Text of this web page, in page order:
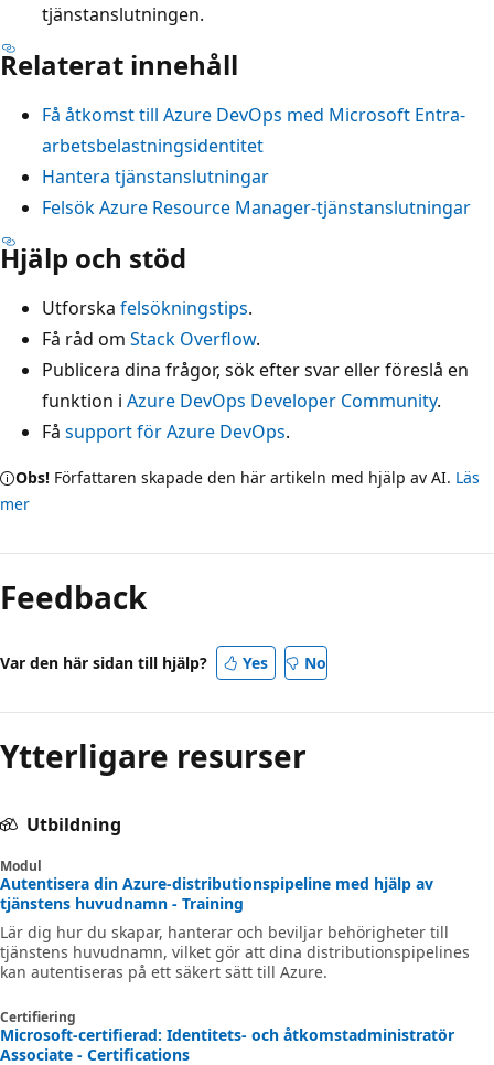
tjänstanslutningen.
Relaterat innehåll
Få åtkomst till Azure DevOps med Microsoft Entra-
arbetsbelastningsidentitet
Hantera tjänstanslutningar
Felsök Azure Resource Manager-tjänstanslutningar
Hjälp och stöd
Utforska felsökningstips.
Få råd om Stack Overflow.
Publicera dina frågor, sök efter svar eller föreslå en
funktion i Azure DevOps Developer Community.
Få support för Azure DevOps.
Obs! Författaren skapade den här artikeln med hjälp av AI. Läs
mer
Feedback
Var den här sidan till hjälp? Yes No
Ytterligare resurser
Utbildning
Modul
Autentisera din Azure-distributionspipeline med hjälp av
tjänstens huvudnamn - Training
Lär dig hur du skapar, hanterar och beviljar behörigheter till
tjänstens huvudnamn, vilket gör att dina distributionspipelines
kan autentiseras på ett säkert sätt till Azure.
Certifiering
Microsoft-certifierad: Identitets- och åtkomstadministratör
Associate - Certifications